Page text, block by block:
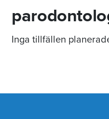
Inga tillfällen